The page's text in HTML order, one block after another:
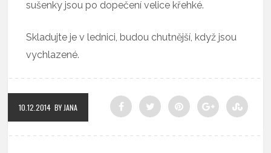
sušenky jsou po dopečení velice křehké.
Skladujte je v lednici, budou chutnější, když jsou
vychlazené.
10.12.2014 BY JANA